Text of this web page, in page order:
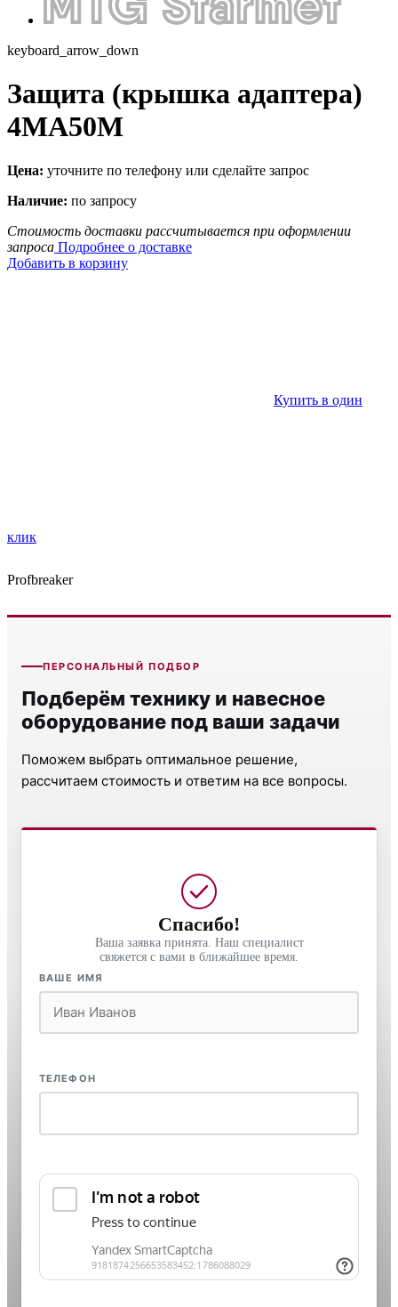
keyboard_arrow_down
Защита (крышка адаптера)
4MA50M
Цена: уточните по телефону или сделайте запрос
Наличие: по запросу
Стоимость доставки рассчитывается при оформлении
запроса Подробнее о доставке
Добавить в корзину
Купить в один
клик
Profbreaker
ПЕРСОНАЛЬНЫЙ ПОДБОР
Подберём технику и навесное
оборудование под ваши задачи
Поможем выбрать оптимальное решение,
рассчитаем стоимость и ответим на все вопросы.
Спасибо!
Ваша заявка принята. Наш специалист
свяжется с вами в ближайшее время.
ВАШЕ ИМЯ
ТЕЛЕФОН